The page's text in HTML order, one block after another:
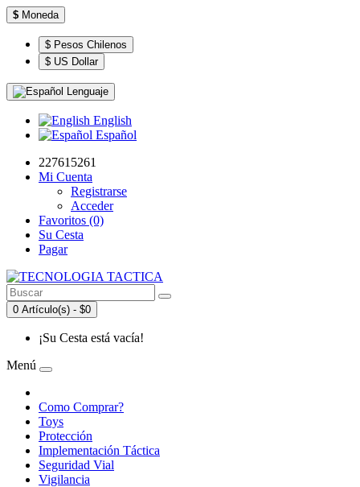
$ Moneda
$ Pesos Chilenos
$ US Dollar
Lenguaje
English
Español
227615261
Mi Cuenta
Registrarse
Acceder
Favoritos (0)
Su Cesta
Pagar
0 Artículo(s) - $0
¡Su Cesta está vacía!
Menú
Como Comprar?
Toys
Protección
Implementación Táctica
Seguridad Vial
Vigilancia